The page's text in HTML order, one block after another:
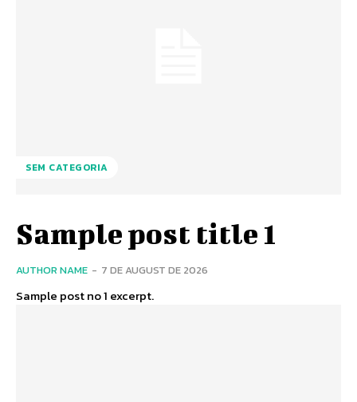
SEM CATEGORIA
Sample post title 1
AUTHOR NAME - 7 DE AUGUST DE 2026
Sample post no 1 excerpt.